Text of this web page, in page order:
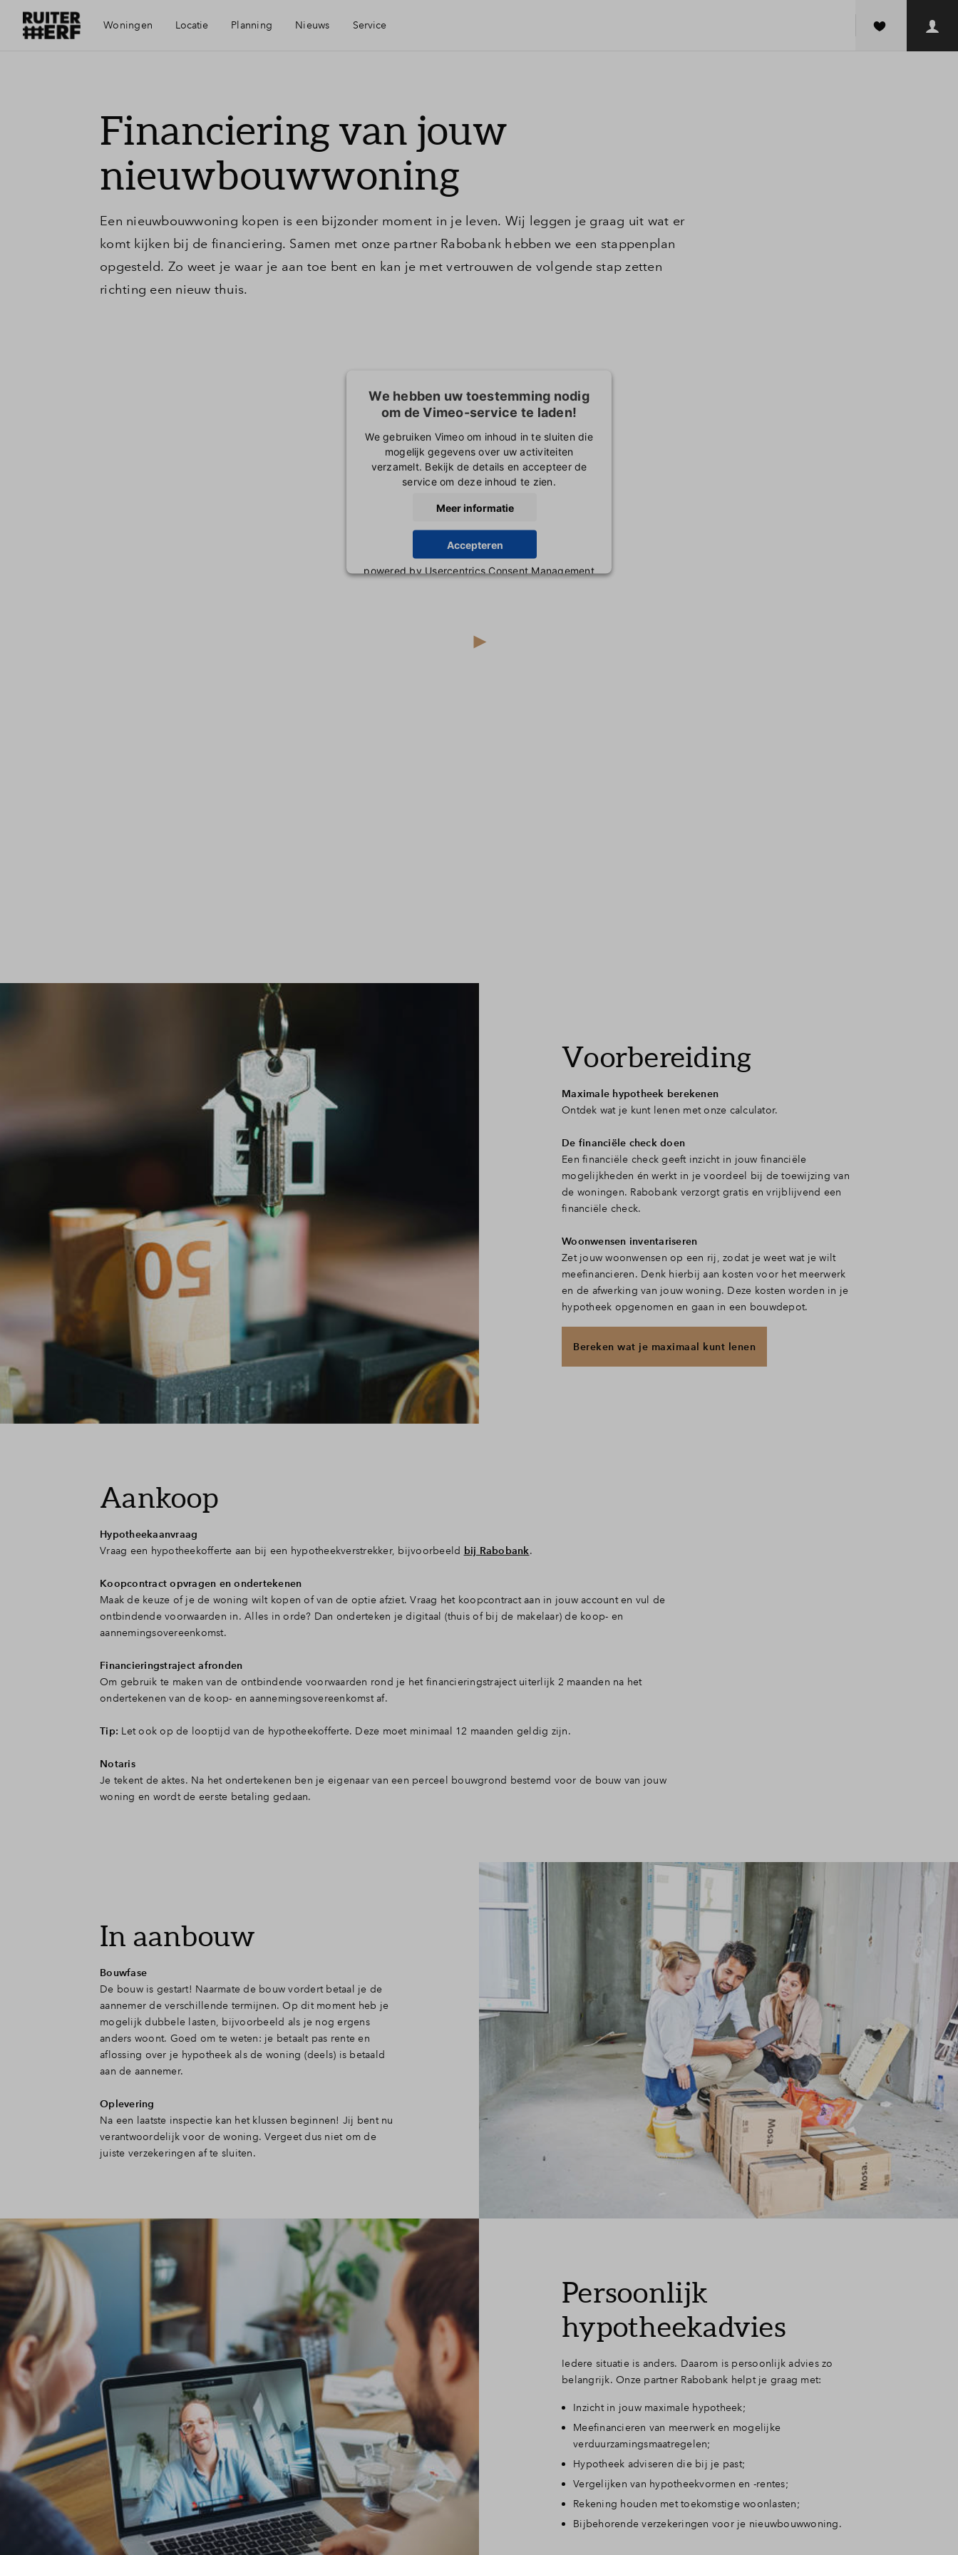
Woningen Locatie
Voorzieningen
Duurzaamheid
Uden
Planning Nieuws Service
Financiele check
Financiering
Woning kopen
Financiering van jouw
nieuwbouwwoning
Een nieuwbouwwoning kopen is een bijzonder moment in je leven. Wij leggen je graag uit wat er
komt kijken bij de financiering. Samen met onze partner Rabobank hebben we een stappenplan
opgesteld. Zo weet je waar je aan toe bent en kan je met vertrouwen de volgende stap zetten
richting een nieuw thuis.
We hebben uw toestemming nodig
om de Vimeo-service te laden!
We gebruiken Vimeo om inhoud in te sluiten die
mogelijk gegevens over uw activiteiten
verzamelt. Bekijk de details en accepteer de
service om deze inhoud te zien.
Meer informatie
Accepteren
powered byUsercentrics Consent Management
Voorbereiding
Maximale hypotheek berekenen
Ontdek wat je kunt lenen met onze calculator.
De financiële check doen
Een financiële check geeft inzicht in jouw financiële
mogelijkheden én werkt in je voordeel bij de toewijzing van
de woningen. Rabobank verzorgt gratis en vrijblijvend een
financiële check.
Woonwensen inventariseren
Zet jouw woonwensen op een rij, zodat je weet wat je wilt
meefinancieren. Denk hierbij aan kosten voor het meerwerk
en de afwerking van jouw woning. Deze kosten worden in je
hypotheek opgenomen en gaan in een bouwdepot.
Bereken wat je maximaal kunt lenen
Aankoop
Hypotheekaanvraag
Vraag een hypotheekofferte aan bij een hypotheekverstrekker, bijvoorbeeld bij Rabobank.
Koopcontract opvragen en ondertekenen
Maak de keuze of je de woning wilt kopen of van de optie afziet. Vraag het koopcontract aan in jouw account en vul de
ontbindende voorwaarden in. Alles in orde? Dan onderteken je digitaal (thuis of bij de makelaar) de koop- en
aannemingsovereenkomst.
Financieringstraject afronden
Om gebruik te maken van de ontbindende voorwaarden rond je het financieringstraject uiterlijk 2 maanden na het
ondertekenen van de koop- en aannemingsovereenkomst af.
Tip: Let ook op de looptijd van de hypotheekofferte. Deze moet minimaal 12 maanden geldig zijn.
Notaris
Je tekent de aktes. Na het ondertekenen ben je eigenaar van een perceel bouwgrond bestemd voor de bouw van jouw
woning en wordt de eerste betaling gedaan.
In aanbouw
Bouwfase
De bouw is gestart! Naarmate de bouw vordert betaal je de
aannemer de verschillende termijnen. Op dit moment heb je
mogelijk dubbele lasten, bijvoorbeeld als je nog ergens
anders woont. Goed om te weten: je betaalt pas rente en
aflossing over je hypotheek als de woning (deels) is betaald
aan de aannemer.
Oplevering
Na een laatste inspectie kan het klussen beginnen! Jij bent nu
verantwoordelijk voor de woning. Vergeet dus niet om de
juiste verzekeringen af te sluiten.
Persoonlijk
hypotheekadvies
Iedere situatie is anders. Daarom is persoonlijk advies zo
belangrijk. Onze partner Rabobank helpt je graag met:
Inzicht in jouw maximale hypotheek;
Meefinancieren van meerwerk en mogelijke
verduurzamingsmaatregelen;
Hypotheek adviseren die bij je past;
Vergelijken van hypotheekvormen en -rentes;
Rekening houden met toekomstige woonlasten;
Bijbehorende verzekeringen voor je nieuwbouwwoning.